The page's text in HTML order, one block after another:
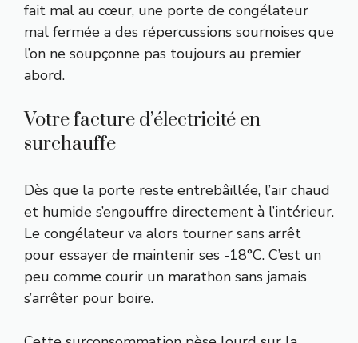
fait mal au cœur, une porte de congélateur
mal fermée a des répercussions sournoises que
l’on ne soupçonne pas toujours au premier
abord.
Votre facture d’électricité en
surchauffe
Dès que la porte reste entrebâillée, l’air chaud
et humide s’engouffre directement à l’intérieur.
Le congélateur va alors tourner sans arrêt
pour essayer de maintenir ses -18°C. C’est un
peu comme courir un marathon sans jamais
s’arrêter pour boire.